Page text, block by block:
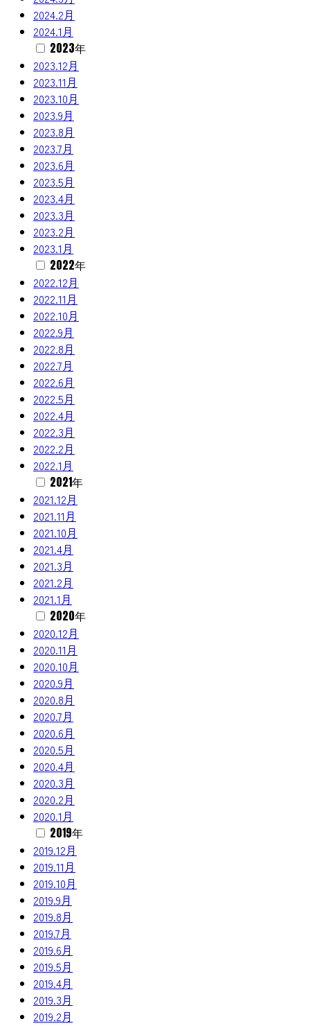
2024.2月
2024.1月
2023年
2023.12月
2023.11月
2023.10月
2023.9月
2023.8月
2023.7月
2023.6月
2023.5月
2023.4月
2023.3月
2023.2月
2023.1月
2022年
2022.12月
2022.11月
2022.10月
2022.9月
2022.8月
2022.7月
2022.6月
2022.5月
2022.4月
2022.3月
2022.2月
2022.1月
2021年
2021.12月
2021.11月
2021.10月
2021.4月
2021.3月
2021.2月
2021.1月
2020年
2020.12月
2020.11月
2020.10月
2020.9月
2020.8月
2020.7月
2020.6月
2020.5月
2020.4月
2020.3月
2020.2月
2020.1月
2019年
2019.12月
2019.11月
2019.10月
2019.9月
2019.8月
2019.7月
2019.6月
2019.5月
2019.4月
2019.3月
2019.2月